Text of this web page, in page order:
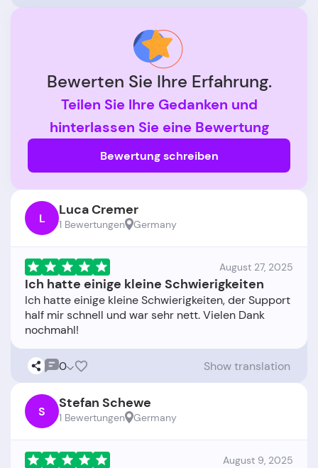
Bewerten Sie Ihre Erfahrung.
Teilen Sie Ihre Gedanken und
hinterlassen Sie eine Bewertung
Bewertung schreiben
L Luca Cremer
1 Bewertungen Germany
August 27, 2025
Ich hatte einige kleine Schwierigkeiten
Ich hatte einige kleine Schwierigkeiten, der Support
half mir schnell und war sehr nett. Vielen Dank
0 Show translation
S Stefan Schewe
1 Bewertungen Germany
August 9, 2025